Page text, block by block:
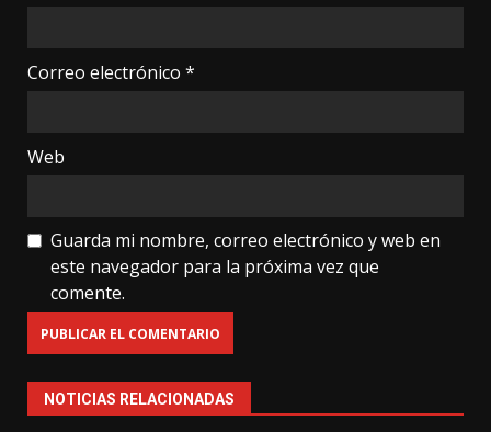
Correo electrónico *
Web
Guarda mi nombre, correo electrónico y web en
este navegador para la próxima vez que
comente.
NOTICIAS RELACIONADAS